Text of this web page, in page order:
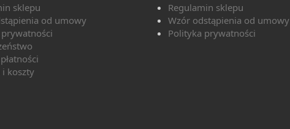
sklepu
od umowy
i koszty
Regulamin sklepu
Wzór odstąpienia od umowy
Polityka prywatności